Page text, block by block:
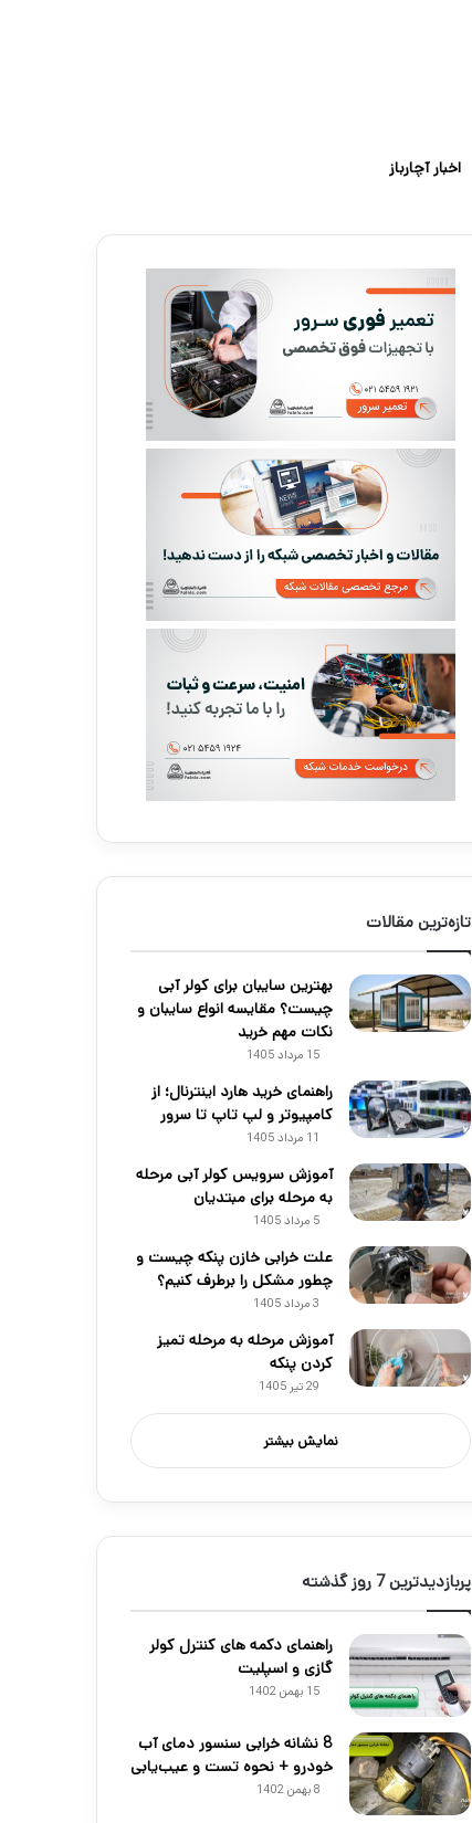
اخبار آچارباز
تازه‌ترین مقالات
بهترین سایبان برای کولر آبی
چیست؟ مقایسه انواع سایبان و
نکات مهم خرید
15 مرداد 1405
راهنمای خرید هارد اینترنال؛ از
کامپیوتر و لپ تاپ تا سرور
11 مرداد 1405
آموزش سرویس کولر آبی مرحله
به مرحله برای مبتدیان
5 مرداد 1405
علت خرابی خازن پنکه چیست و
چطور مشکل را برطرف کنیم؟
3 مرداد 1405
آموزش مرحله به مرحله تمیز
کردن پنکه
29 تیر 1405
نمایش بیشتر
پربازدیدترین 7 روز گذشته
راهنمای دکمه های کنترل کولر
گازی و اسپلیت
15 بهمن 1402
8 نشانه خرابی سنسور دمای آب
خودرو + نحوه تست و عیب‌یابی
8 بهمن 1402